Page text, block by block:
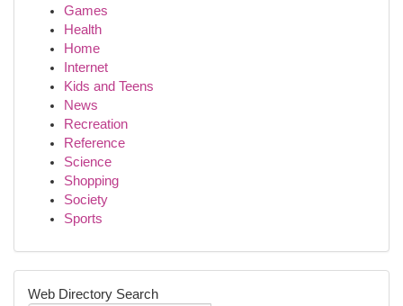
Games
Health
Home
Internet
Kids and Teens
News
Recreation
Reference
Science
Shopping
Society
Sports
Web Directory Search